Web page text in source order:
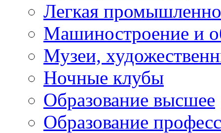
Легкая
Машиностроение и
Музеи,
Ночные клубы
Образование высшее
Образование